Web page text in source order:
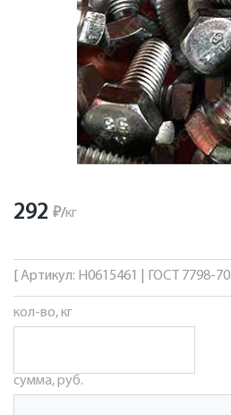
292 ₽/кг
[ Артикул: Н0615461 | ГОСТ 7798-70 ]
кол-во, кг
сумма, руб.